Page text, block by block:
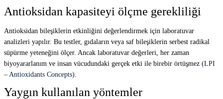
Antioksidan kapasiteyi ölçme gerekliliği
Antioksidan bileşiklerin etkinliğini değerlendirmek için laboratuvar
analizleri yapılır. Bu testler, gıdaların veya saf bileşiklerin serbest radikal
süpürme yeteneğini ölçer. Ancak laboratuvar değerleri, her zaman
biyoyararlanım ve insan vücudundaki gerçek etki ile birebir örtüşmez (LPI
– Antioxidants Concepts).
Yaygın kullanılan yöntemler